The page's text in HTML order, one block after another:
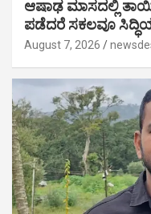
ಆಷಾಢ ಮಾಸದಲ್ಲಿ
ಪಡೆದರೆ ಸಕಲವೂ
August 7, 2026